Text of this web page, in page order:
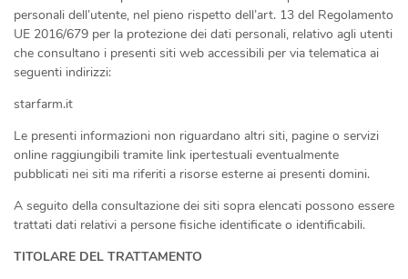
personali dell’utente, nel pieno rispetto dell’art. 13 del Regolamento
UE 2016/679 per la protezione dei dati personali, relativo agli utenti
che consultano i presenti siti web accessibili per via telematica ai
seguenti indirizzi:
starfarm.it
Le presenti informazioni non riguardano altri siti, pagine o servizi
online raggiungibili tramite link ipertestuali eventualmente
pubblicati nei siti ma riferiti a risorse esterne ai presenti domini.
A seguito della consultazione dei siti sopra elencati possono essere
trattati dati relativi a persone fisiche identificate o identificabili.
TITOLARE DEL TRATTAMENTO